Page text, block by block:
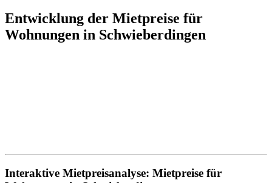
Entwicklung der Mietpreise für
Wohnungen in Schwieberdingen
Interaktive Mietpreisanalyse: Mietpreise für